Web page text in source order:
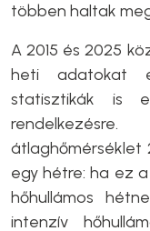
többen haltak
A 2015 és 2025
heti adatokat
statisztikák is
egy hétre: ha ez
hőhullámos
intenzív